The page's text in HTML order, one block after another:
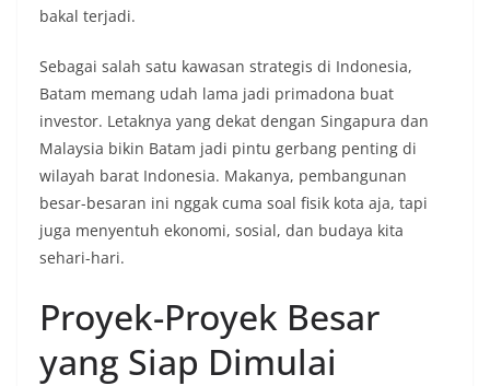
bakal terjadi.
Sebagai salah satu kawasan strategis di Indonesia,
Batam memang udah lama jadi primadona buat
investor. Letaknya yang dekat dengan Singapura dan
Malaysia bikin Batam jadi pintu gerbang penting di
wilayah barat Indonesia. Makanya, pembangunan
besar-besaran ini nggak cuma soal fisik kota aja, tapi
juga menyentuh ekonomi, sosial, dan budaya kita
sehari-hari.
Proyek-Proyek Besar
yang Siap Dimulai